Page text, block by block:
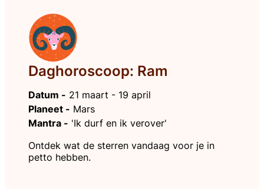
Daghoroscoop: Ram
Datum - 21 maart - 19 april
Planeet - Mars
Mantra - 'Ik durf en ik verover'
Ontdek wat de sterren vandaag voor je in
petto hebben.